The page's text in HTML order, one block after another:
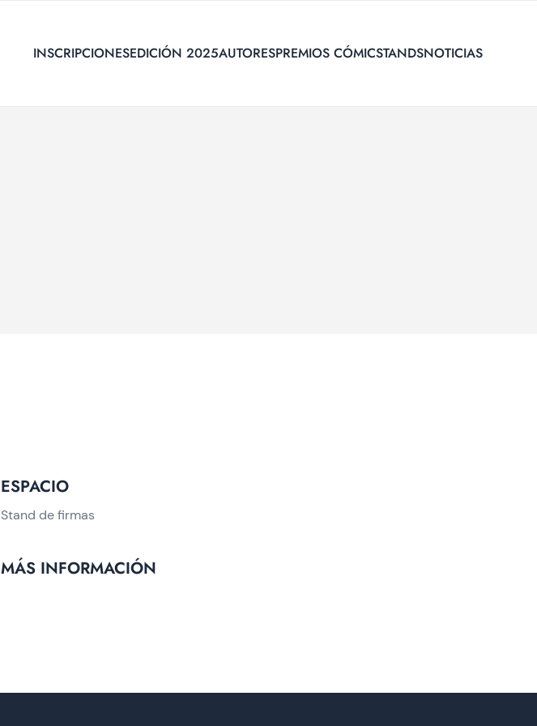
INSCRIPCIONESEDICIÓN 2025AUTORESPREMIOS CÓMICSTANDSNOTICIAS
ESPACIO
Stand de firmas
MÁS INFORMACIÓN